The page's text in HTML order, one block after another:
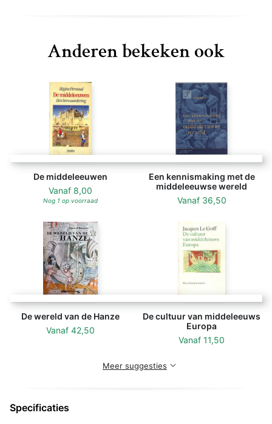
Anderen bekeken ook
De middeleeuwen
Vanaf 8,00
Nog 1 op voorraad
Een kennismaking met de
middeleeuwse wereld
Vanaf 36,50
De wereld van de Hanze
Vanaf 42,50
De cultuur van middeleeuws
Europa
Vanaf 11,50
Meer suggesties
Specificaties